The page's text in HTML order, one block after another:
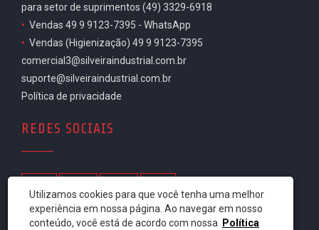
Utilizamos cookies para que você tenha uma melhor
experiência em nossa página. Ao navegar em nosso
conteúdo, você está de acordo com nossa
Política
para setor de suprimentos (49) 3329-6918
• Vendas 49 9 9123-7395 - WhatsApp
• Vendas (Higienização) 49 9 9123-7395
comercial3@silveiraindustrial.com.br
suporte@silveiraindustrial.com.br
Política de privacidade
REDES SOCIAIS